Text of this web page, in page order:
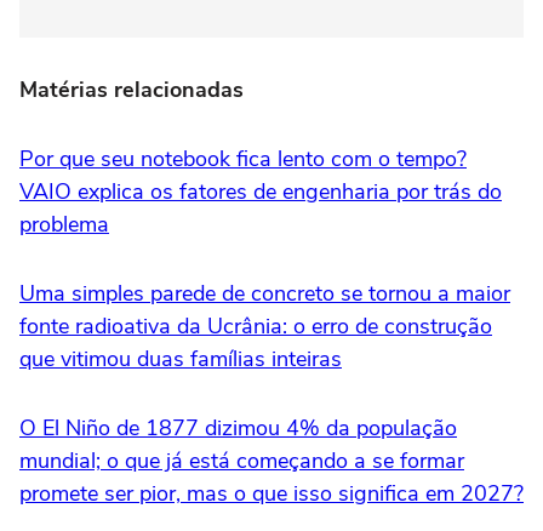
Matérias relacionadas
Por que seu notebook fica lento com o tempo?
VAIO explica os fatores de engenharia por trás do
problema
Uma simples parede de concreto se tornou a maior
fonte radioativa da Ucrânia: o erro de construção
que vitimou duas famílias inteiras
O El Niño de 1877 dizimou 4% da população
mundial; o que já está começando a se formar
promete ser pior, mas o que isso significa em 2027?